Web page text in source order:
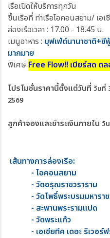
เรือเปิดให้บริการทุกวัน
ขึ้นเรือที่ ท่าเรือไอคอนสยาม/ เอ
ล่องเรือเวลา : 17.00 - 18.45 น.
เมนูอาหาร : บุฟเฟ่ต์นานาชาติ+ซี
มากมาย
พิเศษ Free Flow!! เบียร์สด ต
โปรโมชั่นราคานี้ตั้งแต่วันที่ วันที่
2569
ลูกค้าจองและชำระเงินภายใน วั
เส้นทางการล่องเรือ:
- ไอคอนสยาม
- วัดอรุณราชวราราม
- วัดโพธิ์พระบรมมหาราช
- สะพานพระรามแปด
- วัดพระแก้ว
- เอเชียทีค เดอะ ริเวอร์